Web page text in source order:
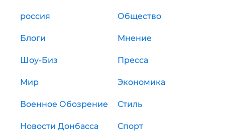
россия Общество
Блоги Мнение
Шоу-Биз Пресса
Мир Экономика
Военное Обозрение Стиль
Новости Донбасса Спорт